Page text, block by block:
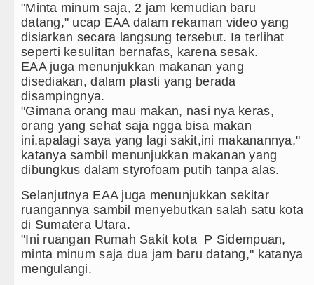
Risiko Tertular HIV/AIDS Melalui
Bertekad Pulang Mantan PM
PSG vs Manchester United
Juventus vs Inter Milan
Real Madrid Tandang ke
Bupati Taput Sambut
Gubsu Bobby Prioritaskan
Duta Genre Harus Jadi
Peringati Hari Anak 2026, TP
"Minta minum saja, 2 jam kemudian baru
datang," ucap EAA dalam rekaman video yang
disiarkan secara langsung tersebut. Ia terlihat
seperti kesulitan bernafas, karena sesak.
EAA juga menunjukkan makanan yang
disediakan, dalam plasti yang berada
disampingnya.
"Gimana orang mau makan, nasi nya keras,
orang yang sehat saja ngga bisa makan
ini,apalagi saya yang lagi sakit,ini makanannya,"
katanya sambil menunjukkan makanan yang
dibungkus dalam styrofoam putih tanpa alas.
Selanjutnya EAA juga menunjukkan sekitar
ruangannya sambil menyebutkan salah satu kota
di Sumatera Utara.
"Ini ruangan Rumah Sakit kota P Sidempuan,
minta minum saja dua jam baru datang," katanya
mengulangi.